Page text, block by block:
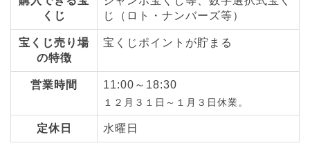
くじ
じ（ロト・ナンバーズ等）
宝くじ売り場
の特徴
宝くじポイントが貯まる
営業時間 11:00～18:30
１２月３１日～１月３日休業。
定休日 水曜日